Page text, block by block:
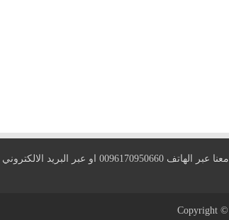
0096170950660 او عبر البريد الالكتروني
Copyright ©